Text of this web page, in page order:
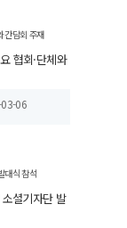
협회·단체와
06
셜기자단 발